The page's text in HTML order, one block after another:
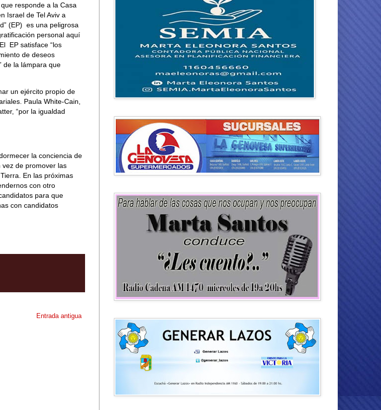
responde a la Casa
Israel de Tel Aviv a
(EP) es una peligrosa
personal aquí
EP satisface “los
de deseos
de la lámpara que
un ejército propio de
Paula White-Cain,
“por la igualdad
la conciencia de
de promover las
En las próximas
con otro
para que
con candidatos
Entrada antigua